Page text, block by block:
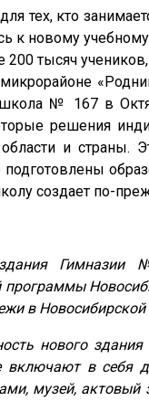
тех, кто
к новому
200 тысяч
№ 167 в
решения
области и
создает по-
здания
программы
в Новосибирской
нового
включают в себя
музей,